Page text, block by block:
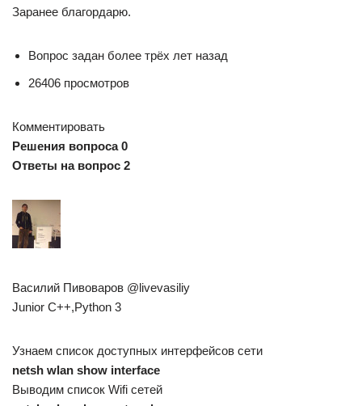
Заранее благордарю.
Вопрос задан более трёх лет назад
26406 просмотров
Комментировать
Решения вопроса 0
Ответы на вопрос 2
Василий Пивоваров @livevasiliy
Junior C++,Python 3
Узнаем список доступных интерфейсов сети
netsh wlan show interface
Выводим список Wifi сетей